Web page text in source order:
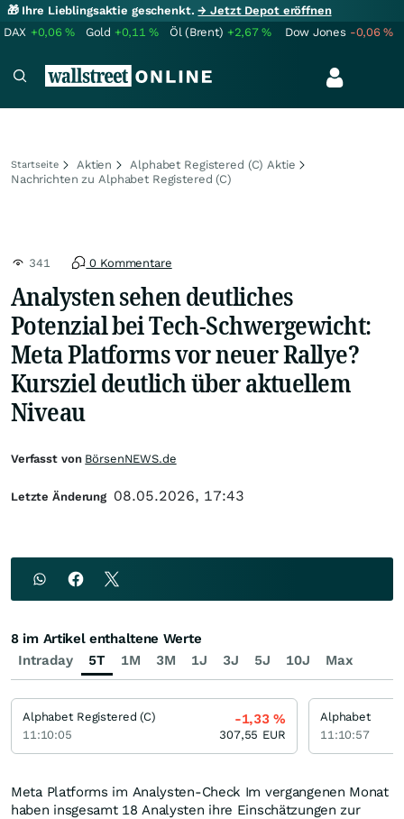
🎁 Ihre Lieblingsaktie geschenkt.→ Jetzt Depot eröffnen
DAX +0,06% Gold +0,11% Öl (Brent) +2,67% Dow Jones -0,06%
Startseite Aktien
Alphabet Registered (C) Aktie
Nachrichten zu Alphabet Registered (C)
341 0 Kommentare
Analysten sehen deutliches
Potenzial bei Tech-Schwergewicht:
Meta Platforms vor neuer Rallye?
Kursziel deutlich über aktuellem
Niveau
Meta Platforms im Analysten-Check Im vergangenen Monat
haben insgesamt 18 Analysten ihre Einschätzungen zur
Verfasst von BörsenNEWS.de
Letzte Änderung 08.05.2026, 17:43
Intraday 5T 1M 3M 1J 3J 5J 10J Max
8 im Artikel enthaltene Werte
Alphabet Registered (C)
11:10:05
-1,33%
307,55 EUR
Alphabet
11:10:57